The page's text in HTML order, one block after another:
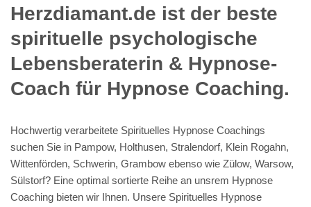
Herzdiamant.de ist der beste
spirituelle psychologische
Lebensberaterin & Hypnose-
Coach für Hypnose Coaching.
Hochwertig verarbeitete Spirituelles Hypnose Coachings
suchen Sie in Pampow, Holthusen, Stralendorf, Klein Rogahn,
Wittenförden, Schwerin, Grambow ebenso wie Zülow, Warsow,
Sülstorf? Eine optimal sortierte Reihe an unsrem Hypnose
Coaching bieten wir Ihnen. Unsere Spirituelles Hypnose